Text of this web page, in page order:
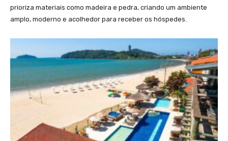
prioriza materiais como madeira e pedra, criando um ambiente
amplo, moderno e acolhedor para receber os hóspedes.